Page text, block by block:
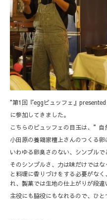
"第1回『eggビュッフェ』
に参加してきました。
こちらのビュッフェの目玉は、”自
小田原の養鶏家檀上さんのつくる卵
いわゆる卵臭さのない、シンプルで
そのシンプルさ、力は味だけでは
と料理に香りづけをする必要がな
れ、製菓では生地の仕上がりが段違
主役にも脇役にもなれるので、ひ